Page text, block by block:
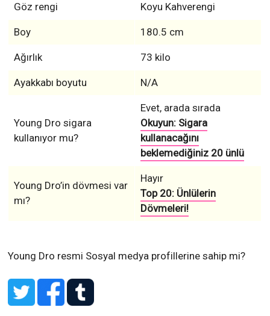
Göz rengi Koyu Kahverengi
Boy 180.5 cm
Ağırlık 73 kilo
Ayakkabı boyutu N/A
Young Dro sigara
kullanıyor mu?
Evet, arada sırada
Okuyun: Sigara
kullanacağını
beklemediğiniz 20 ünlü
Young Dro’in dövmesi var
mı?
Hayır
Top 20: Ünlülerin
Dövmeleri!
Young Dro resmi Sosyal medya profillerine sahip mi?